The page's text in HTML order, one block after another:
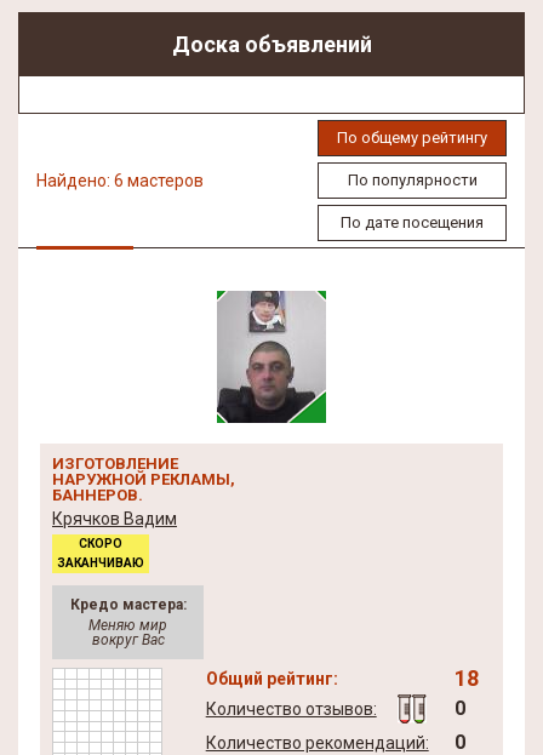
Доска объявлений
Найдено: 6 мастеров
По общему рейтингу
По популярности
По дате посещения
ИЗГОТОВЛЕНИЕ
НАРУЖНОЙ РЕКЛАМЫ,
БАННЕРОВ.
Крячков Вадим
СКОРО
ЗАКАНЧИВАЮ
Кредо мастера:
Меняю мир
вокруг Вас
Общий рейтинг: 18
Количество отзывов: 0
Количество рекомендаций: 0